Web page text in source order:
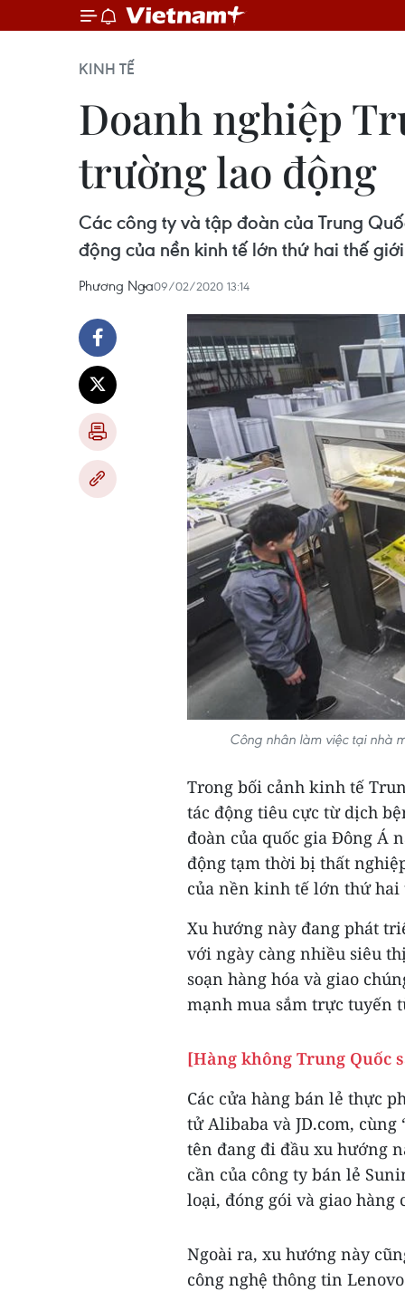
KINH TẾ
Doanh nghiệp
trường lao động
Các công ty và tập đoàn của Trung
động của nền kinh tế lớn thứ hai thế
Phương Nga09/02/2020 13:14
Công nhân làm việc tại nhà
Trong bối cảnh kinh tế
tác động tiêu cực từ dịch
đoàn của quốc gia Đông Á
động tạm thời bị thất
của nền kinh tế lớn thứ hai
Xu hướng này đang phát
với ngày càng nhiều siêu
soạn hàng hóa và giao
mạnh mua sắm trực tuyến
[Hàng không Trung Quốc
Các cửa hàng bán lẻ thực
tử Alibaba và JD.com,
tên đang đi đầu xu hướng
cần của công ty bán lẻ
loại, đóng gói và giao hàng
Ngoài ra, xu hướng này
công nghệ thông tin